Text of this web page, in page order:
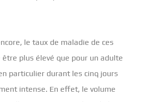
le taux de maladie de ces
être plus élevé que pour un adulte
particulier durant les cinq jours
intense. En effet, le volume